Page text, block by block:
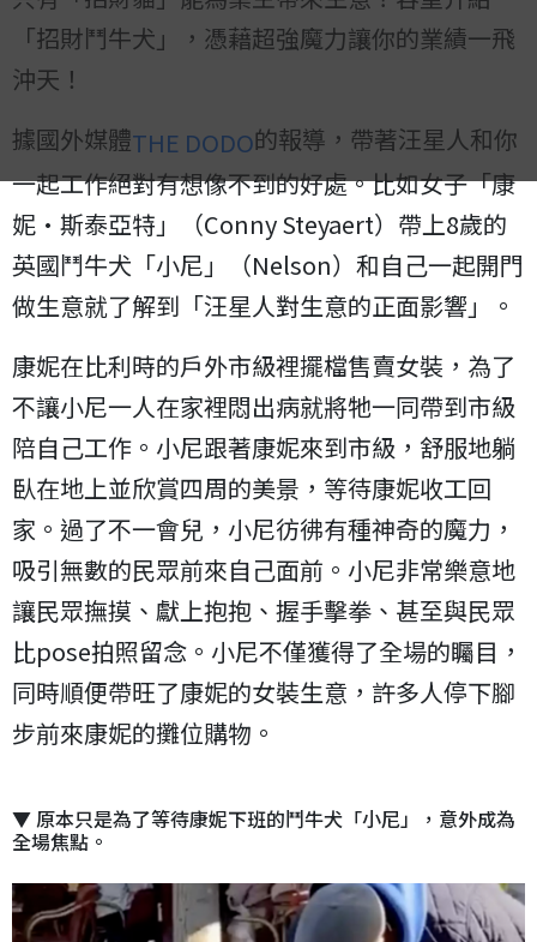
「招財鬥牛犬」，憑藉超強魔力讓你的業績一飛
沖天！
據國外媒體THE DODO的報導，帶著汪星人和你
一起工作絕對有想像不到的好處。比如女子「康
妮·斯泰亞特」（Conny Steyaert）帶上8歲的
英國鬥牛犬「小尼」（Nelson）和自己一起開門
做生意就了解到「汪星人對生意的正面影響」。
康妮在比利時的戶外市級裡擺檔售賣女裝，為了
不讓小尼一人在家裡悶出病就將牠一同帶到市級
陪自己工作。小尼跟著康妮來到市級，舒服地躺
臥在地上並欣賞四周的美景，等待康妮收工回
家。過了不一會兒，小尼彷彿有種神奇的魔力，
吸引無數的民眾前來自己面前。小尼非常樂意地
讓民眾撫摸、獻上抱抱、握手擊拳、甚至與民眾
比pose拍照留念。小尼不僅獲得了全場的矚目，
同時順便帶旺了康妮的女裝生意，許多人停下腳
步前來康妮的攤位購物。
▼ 原本只是為了等待康妮下班的鬥牛犬「小尼」，意外成為
全場焦點。